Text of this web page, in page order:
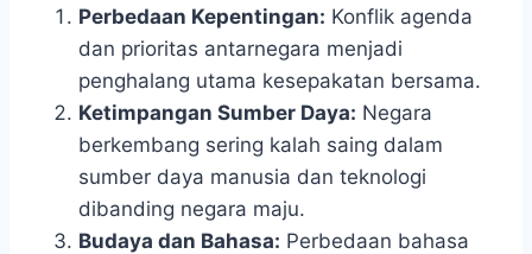
Perbedaan Kepentingan: Konflik agenda
dan prioritas antarnegara menjadi
penghalang utama kesepakatan bersama.
Ketimpangan Sumber Daya: Negara
berkembang sering kalah saing dalam
sumber daya manusia dan teknologi
dibanding negara maju.
Budaya dan Bahasa: Perbedaan bahasa